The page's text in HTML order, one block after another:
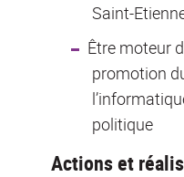
Saint-
Être moteur
promotion
politique
Actions et